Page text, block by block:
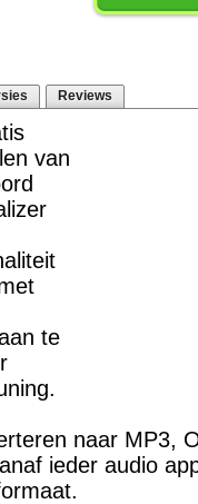
Reviews
van
te
naar MP3,
ieder audio